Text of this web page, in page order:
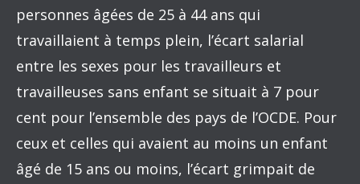
personnes âgées de 25 à 44 ans qui
travaillaient à temps plein, l’écart salarial
entre les sexes pour les travailleurs et
travailleuses sans enfant se situait à 7 pour
cent pour l’ensemble des pays de l’OCDE. Pour
ceux et celles qui avaient au moins un enfant
âgé de 15 ans ou moins, l’écart grimpait de